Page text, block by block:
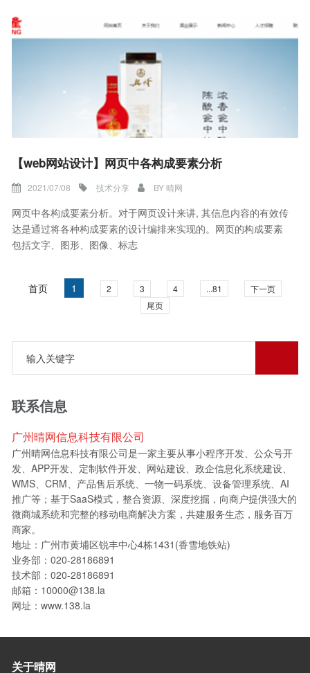
【web网站设计】网页中各构成要素分析
2021/07/08 技术分享 BY晴网
网页中各构成要素分析。对于网页设计来讲, 其信息内容的有效传
达是通过将各种构成要素的设计编排来实现的。网页的构成要素
包括文字、图形、图像、标志
首页 1 2 3 4 ...81
下一页
尾页
联系信息
广州晴网信息科技有限公司
广州晴网信息科技有限公司是一家主要从事小程序开发、公众号开
发、APP开发、定制软件开发、网站建设、政企信息化系统建设、
WMS、CRM、产品售后系统、一物一码系统、设备管理系统、AI
推广等；基于SaaS模式，整合资源、深度挖掘，向商户提供强大的
微商城系统和完整的移动电商解决方案，共建服务生态，服务百万
商家。
地址：广州市黄埔区锐丰中心4栋1431(香雪地铁站)
业务部：020-28186891
技术部：020-28186891
邮箱：10000@138.la
网址：www.138.la
关于晴网